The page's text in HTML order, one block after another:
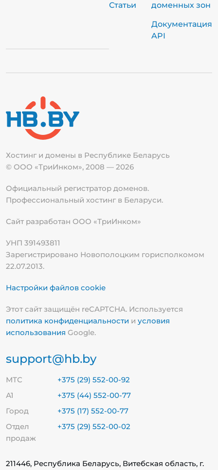
Статьи
доменных зон
Документация
API
Хостинг и домены в Республике Беларусь
© ООО «ТриИнком», 2008 — 2026
Официальный регистратор доменов.
Профессиональный хостинг в Беларуси.
Сайт разработан ООО «ТриИнком»
УНП 391493811
Зарегистрировано Новополоцким горисполкомом
22.07.2013.
Настройки файлов cookie
Этот сайт защищён reCAPTCHA. Используется
политика конфиденциальности и условия
использования Google.
support@hb.by
МТС
+375 (29) 552-00-92
А1
+375 (44) 552-00-77
Город
+375 (17) 552-00-77
Отдел
продаж
+375 (29) 552-00-02
211446, Республика Беларусь, Витебская область, г.